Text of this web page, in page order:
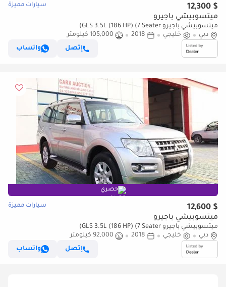
$ 12,300 سيارات مميزة
ميتسوبيشي باجيرو
ميتسوبيشي باجيرو GLS 3.5L (186 HP) (7 Seater)
دبي
خليجي 2018
105,000 كيلومتر
إتصل
واتساب
حصري
$ 12,600 سيارات مميزة
ميتسوبيشي باجيرو
ميتسوبيشي باجيرو GLS 3.5L (186 HP) (7 Seater)
دبي
خليجي 2018
92,000 كيلومتر
إتصل
واتساب